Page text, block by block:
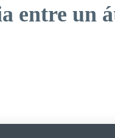
entre un